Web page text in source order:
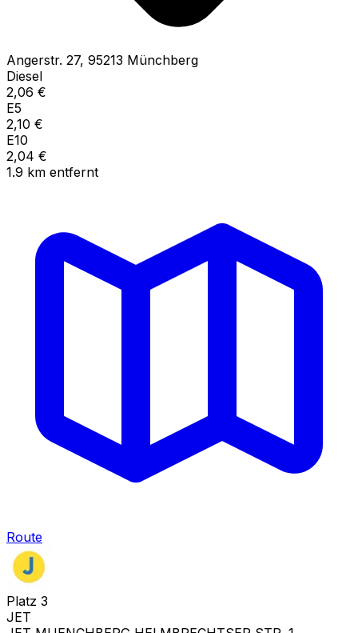
Angerstr. 27, 95213 Münchberg
Diesel
2,06 €
E5
2,10 €
E10
2,04 €
1.9 km entfernt
Route
Platz 3
JET